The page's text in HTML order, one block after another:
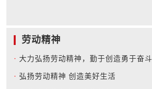
劳动精神
· 大力弘扬劳动精神，勤于创造勇于奋斗
· 弘扬劳动精神 创造美好生活